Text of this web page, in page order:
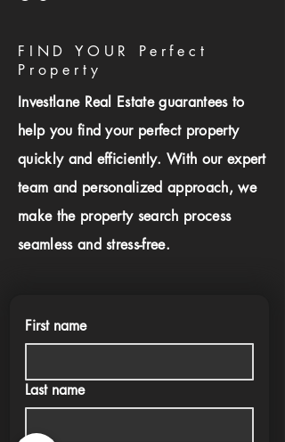
FIND YOUR Perfect
Property
Investlane Real Estate guarantees to
help you find your perfect property
quickly and efficiently. With our expert
team and personalized approach, we
make the property search process
seamless and stress-free.
First name
Last name